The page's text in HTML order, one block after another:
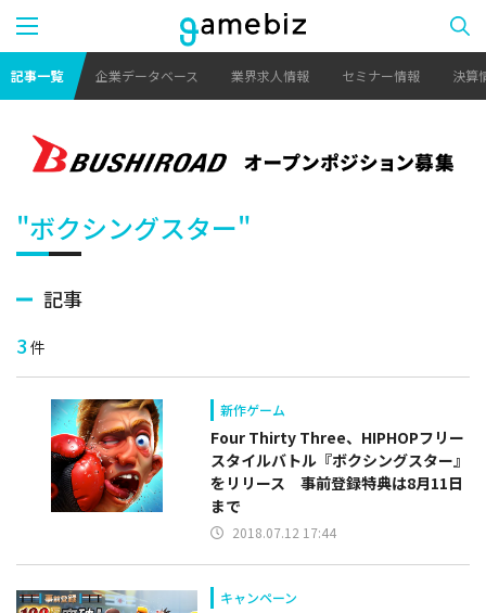
記事一覧 企業データベース 業界求人情報 セミナー情報 決算
"ボクシングスター"
記事
3 件
新作ゲーム
Four Thirty Three、HIPHOPフリー
スタイルバトル『ボクシングスター』
をリリース 事前登録特典は8月11日
まで
2018.07.12 17:44
キャンペーン